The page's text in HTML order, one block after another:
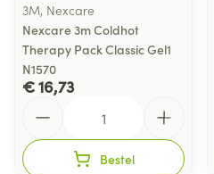
3M, Nexcare
Nexcare 3m Coldhot
Therapy Pack Classic Gel1
N1570
€ 16,73
Bestel